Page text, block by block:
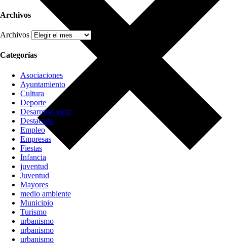
Archivos
Archivos
Categorías
Asociaciones
Ayuntamiento
Cultura
Deporte
Desarrollo local
Destacado
Empleo
Empresas
Fiestas
Infancia
juventud
Juventud
Mayores
medio ambiente
Municipio
Turismo
urbanismo
urbanismo
urbanismo